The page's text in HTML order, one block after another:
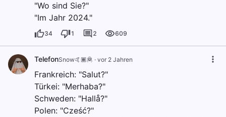
"Wo sind Sie?"
"Im Jahr 2024."
34 1 2 609
TelefonSnow🤙🏾🦧 · vor 2 Jahren
Frankreich: "Salut?"
Türkei: "Merhaba?"
Schweden: "Hallå?"
Polen: "Cześć?"